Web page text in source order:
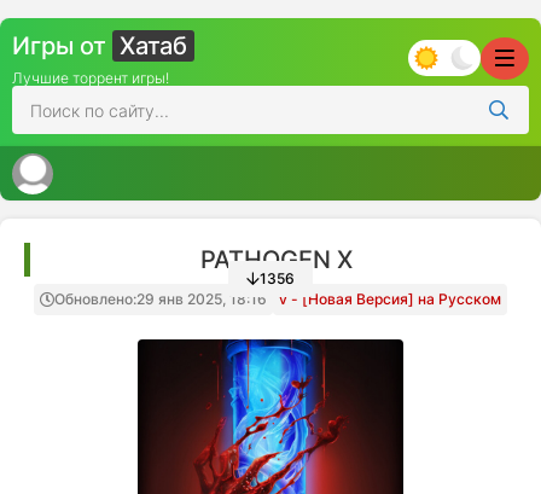
Игры от Хатаб
Лучшие торрент игры!
PATHOGEN X
Обновлено:29 янв 2025, 18:16 v - [Новая Версия] на Русском
1356